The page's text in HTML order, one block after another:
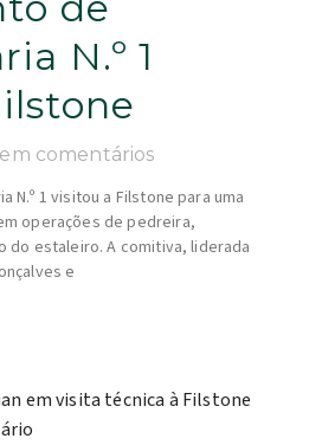
N.º 1
comentários
N.º 1 visitou a Filstone para uma
operações de pedreira,
do estaleiro. A comitiva, liderada
e